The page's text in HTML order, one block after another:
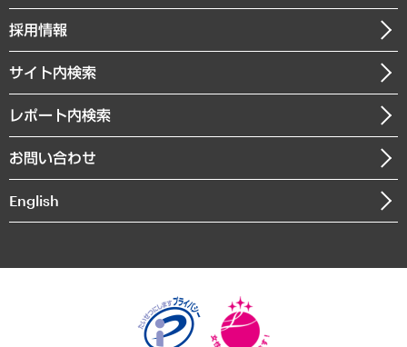
GRC（ガバナンス・リスク・コンプライアンス）・防災（政策）
経済・産業・雇用・労働
まちづくり・観光・交通・スポーツ・スマートシティ
自然資源・農林水産業・食料システム
経営用語集
受託・受注実績（官公庁関連）
メディア掲載・出演
社長メッセージ
会社概要
沿革
組織図・本部部室紹介
インドネシア現地法人
個人情報保護方針
ニュースリリース
お知らせ
採用情報
サイト内検索
レポート内検索
お問い合わせ
English